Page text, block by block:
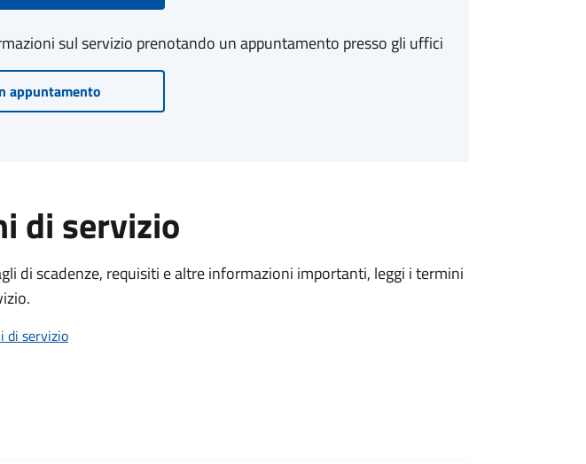
sul servizio prenotando un appuntamento presso gli uffici
appuntamento
di servizio
di scadenze, requisiti e altre informazioni importanti, leggi i termini
di servizio